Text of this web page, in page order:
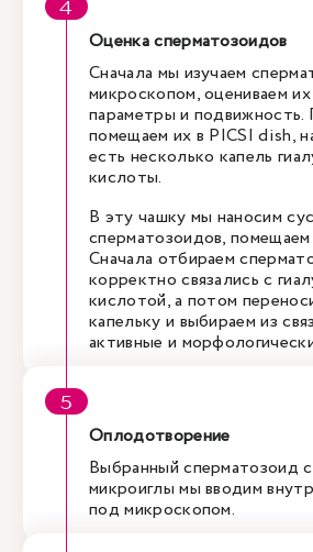
Оценка сперматозоидов
Сначала мы изучаем
микроскопом, оцениваем
параметры и
помещаем их в PICSI dish,
есть несколько капель
кислоты.
В эту чашку мы наносим
сперматозоидов,
Сначала отбираем
корректно связались с
кислотой, а потом
капельку и выбираем из
активные и
Оплодотворение
Выбранный сперматозоид
микроиглы мы вводим
под микроскопом.